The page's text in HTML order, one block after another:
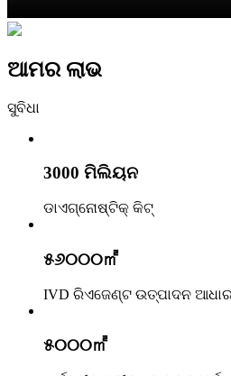
ଆମର ଲାଭ
ସୁବିଧା
3000 ମିଲିୟନ
ଡାଏଗ୍ନୋଷ୍ଟିକ୍ କିଟ୍
୫୬୦୦୦㎡
IVD ରିଏଜେଣ୍ଟ ଉତ୍ପାଦନ
୫୦୦୦㎡